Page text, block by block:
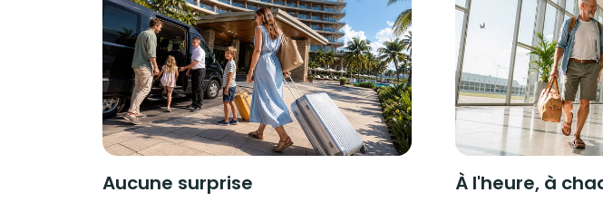
Aucune surprise À l'heure, à